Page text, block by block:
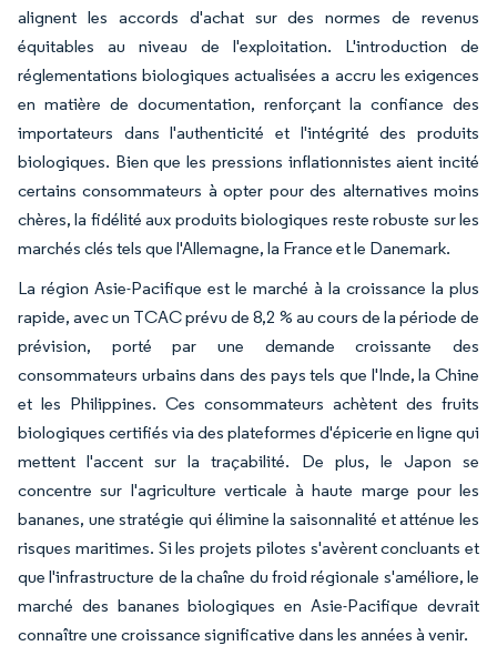
alignent les accords d'achat sur des normes de revenus
équitables au niveau de l'exploitation. L'introduction de
réglementations biologiques actualisées a accru les exigences
en matière de documentation, renforçant la confiance des
importateurs dans l'authenticité et l'intégrité des produits
biologiques. Bien que les pressions inflationnistes aient incité
certains consommateurs à opter pour des alternatives moins
chères, la fidélité aux produits biologiques reste robuste sur les
marchés clés tels que l'Allemagne, la France et le Danemark.
La région Asie-Pacifique est le marché à la croissance la plus
rapide, avec un TCAC prévu de 8,2 % au cours de la période de
prévision, porté par une demande croissante des
consommateurs urbains dans des pays tels que l'Inde, la Chine
et les Philippines. Ces consommateurs achètent des fruits
biologiques certifiés via des plateformes d'épicerie en ligne qui
mettent l'accent sur la traçabilité. De plus, le Japon se
concentre sur l'agriculture verticale à haute marge pour les
bananes, une stratégie qui élimine la saisonnalité et atténue les
risques maritimes. Si les projets pilotes s'avèrent concluants et
que l'infrastructure de la chaîne du froid régionale s'améliore, le
marché des bananes biologiques en Asie-Pacifique devrait
connaître une croissance significative dans les années à venir.